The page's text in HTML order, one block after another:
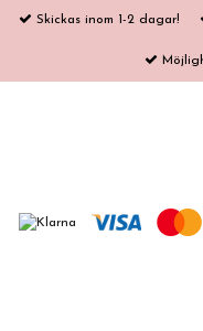
Skickas inom 1-2 dagar!